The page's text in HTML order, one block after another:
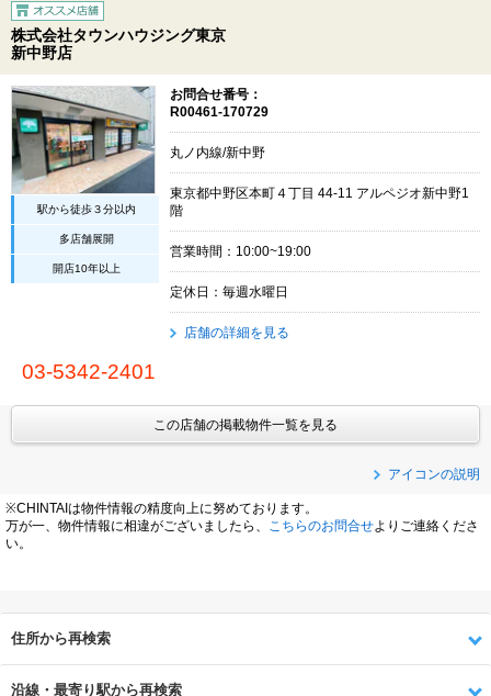
株式会社タウンハウジング東京
新中野店
駅から徒歩３分以内
多店舗展開
開店10年以上
お問合せ番号：
R00461-170729
丸ノ内線/新中野
東京都中野区本町４丁目 44-11 アルペジオ新中野1
階
営業時間：10:00~19:00
定休日：毎週水曜日
店舗の詳細を見る
03-5342-2401
この店舗の掲載物件一覧を見る
アイコンの説明
※CHINTAIは物件情報の精度向上に努めております。
万が一、物件情報に相違がございましたら、
こちらのお問合せよりご連絡くださ
い。
住所から再検索
沿線・最寄り駅から再検索